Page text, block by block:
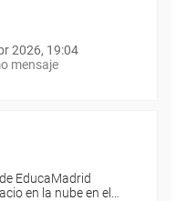
2026, 19:04
mensaje
EducaMadrid
en la nube en el…